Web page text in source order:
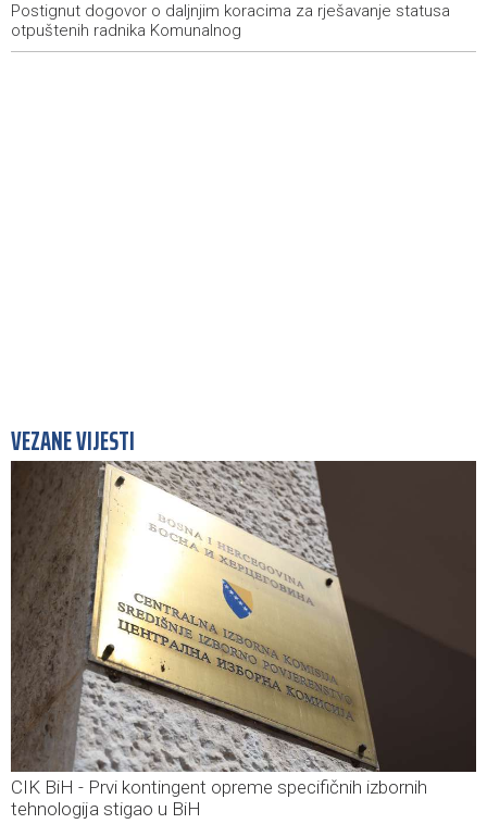
19:16
Soreca says SEPA application marks important
milestone on BiH's EU path
Postignut dogovor o daljnjim koracima za rješavanje statusa
otpuštenih radnika Komunalnog
VEZANE VIJESTI
CIK BiH - Prvi kontingent opreme specifičnih izbornih
tehnologija stigao u BiH